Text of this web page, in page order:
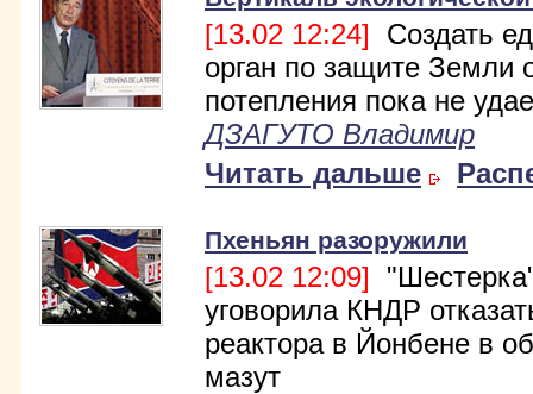
[13.02 12:24] Создать
орган по защите Земли
потепления пока не
ДЗАГУТО Владимир
Читать дальше
Пхеньян разоружили
[13.02 12:09]
уговорила КНДР
реактора в Йонбене в
мазут